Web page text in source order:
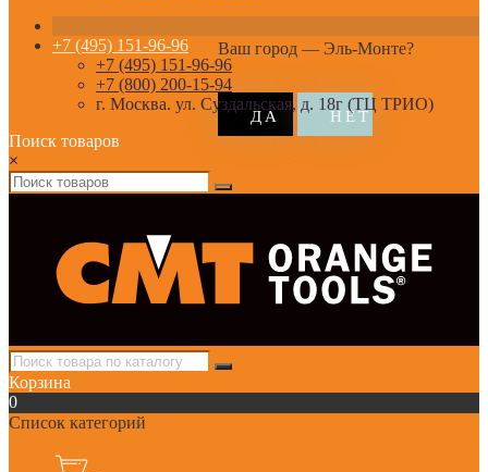
Ваш город — Эль-Монте?
+7 (495) 151-96-96
+7 (495) 151-96-96
+7 (800) 200-15-94
г. Москва. ул. Суздальская, д. 18г (ТЦ ТРИО)
Поиск товаров
×
Корзина
0
Список категорий